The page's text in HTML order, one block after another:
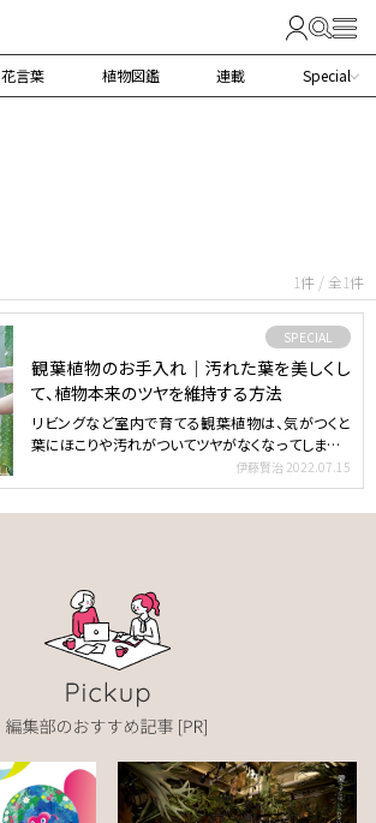
花言葉 植物図鑑 連載 Special
1件 / 全1件
SPECIAL
観葉植物のお手入れ｜汚れた葉を美しくし
て、植物本来のツヤを維持する方法
リビングなど室内で育てる観葉植物は、気がつくと
葉にほこりや汚れがついてツヤがなくなってしまうこ
伊藤賢治 2022.07.15